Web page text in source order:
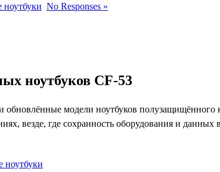
No Responses »
ноутбуков CF-53
обновлённые модели ноутбуков полузащищённого
везде, где сохранность оборудования и данных